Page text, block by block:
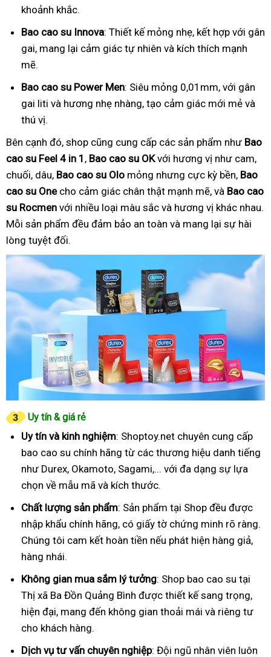
khoảnh khắc.
Bao cao su Innova: Thiết kế mỏng nhẹ, kết hợp với gân
gai, mang lại cảm giác tự nhiên và kích thích mạnh
mẽ.
Bao cao su Power Men: Siêu mỏng 0,01mm, với gân
gai liti và hương nhẹ nhàng, tạo cảm giác mới mẻ và
thú vị.
Bên cạnh đó, shop cũng cung cấp các sản phẩm như Bao
cao su Feel 4 in 1 , Bao cao su OKvới hương vị như cam,
chuối, dâu, Bao cao su Olo mỏng nhưng cực kỳ bền, Bao
cao su Onecho cảm giác chân thật mạnh mẽ, và Bao cao
su Rocmen với nhiều loại màu sắc và hương vị khác nhau.
Mỗi sản phẩm đều đảm bảo an toàn và mang lại sự hài
lòng tuyệt đối.
Uy tín & giá rẻ
Uy tín và kinh nghiệm: Shoptoy.net chuyên cung cấp
bao cao su chính hãng từ các thương hiệu danh tiếng
như Durex, Okamoto, Sagami,... với đa dạng sự lựa
chọn về mẫu mã và kích thước.
Chất lượng sản phẩm: Sản phẩm tại Shop đều được
nhập khẩu chính hãng, có giấy tờ chứng minh rõ ràng.
Chúng tôi cam kết hoàn tiền nếu phát hiện hàng giả,
hàng nhái.
Không gian mua sắm lý tưởng: Shop bao cao su tại
Thị xã Ba Đồn Quảng Bình được thiết kế sang trọng,
hiện đại, mang đến không gian thoải mái và riêng tư
cho khách hàng.
Dịch vụ tư vấn chuyên nghiệp: Đội ngũ nhân viên luôn